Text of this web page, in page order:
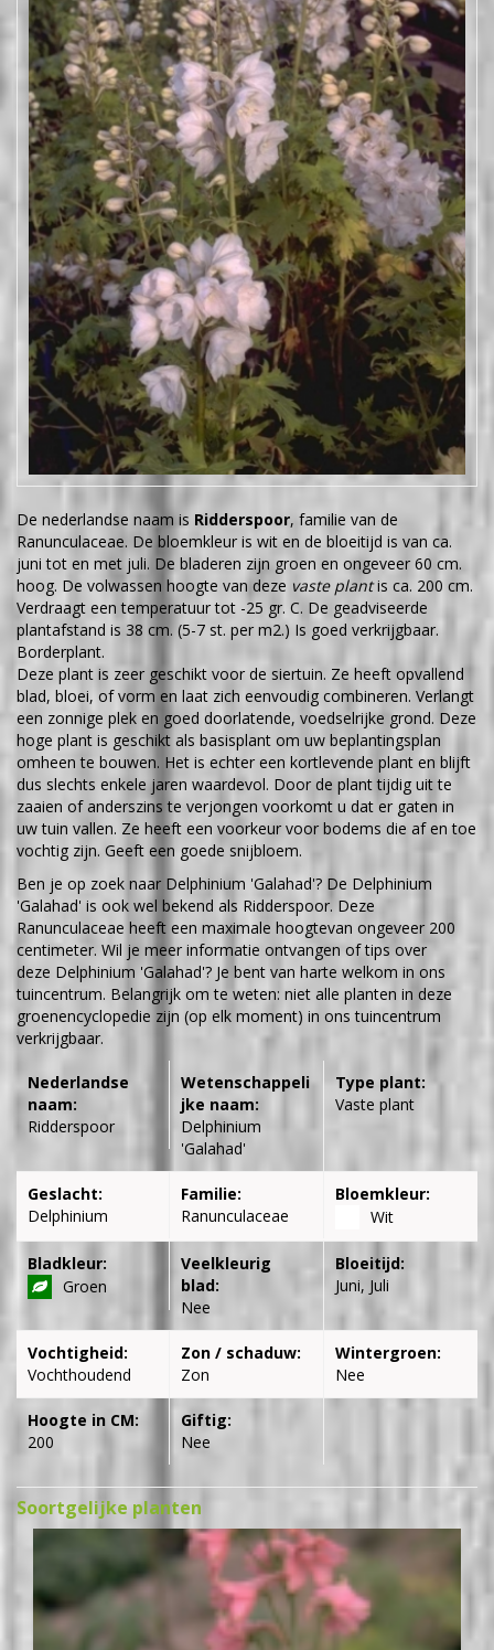
De nederlandse naam is Ridderspoor, familie van de
Ranunculaceae. De bloemkleur is wit en de bloeitijd is van ca.
juni tot en met juli. De bladeren zijn groen en ongeveer 60 cm.
hoog. De volwassen hoogte van deze vaste plantis ca. 200 cm.
Verdraagt een temperatuur tot -25 gr. C. De geadviseerde
plantafstand is 38 cm. (5-7 st. per m2.) Is goed verkrijgbaar.
Borderplant.
Deze plant is zeer geschikt voor de siertuin. Ze heeft opvallend
blad, bloei, of vorm en laat zich eenvoudig combineren. Verlangt
een zonnige plek en goed doorlatende, voedselrijke grond. Deze
hoge plant is geschikt als basisplant om uw beplantingsplan
omheen te bouwen. Het is echter een kortlevende plant en blijft
dus slechts enkele jaren waardevol. Door de plant tijdig uit te
zaaien of anderszins te verjongen voorkomt u dat er gaten in
uw tuin vallen. Ze heeft een voorkeur voor bodems die af en toe
vochtig zijn. Geeft een goede snijbloem.
Ben je op zoek naar Delphinium 'Galahad'? De Delphinium
'Galahad' is ook wel bekend als Ridderspoor. Deze
Ranunculaceae heeft een maximale hoogtevan ongeveer 200
centimeter. Wil je meer informatie ontvangen of tips over
deze Delphinium 'Galahad'? Je bent van harte welkom in ons
tuincentrum. Belangrijk om te weten: niet alle planten in deze
groenencyclopedie zijn (op elk moment) in ons tuincentrum
verkrijgbaar.
Nederlandse
naam:
Ridderspoor
Wetenschappeli
jke naam:
Delphinium
'Galahad'
Type plant:
Vaste plant
Geslacht:
Delphinium
Familie:
Ranunculaceae
Bloemkleur:
Wit
Bladkleur:
Groen
Veelkleurig
blad:
Nee
Bloeitijd:
Juni, Juli
Vochtigheid:
Vochthoudend
Zon / schaduw:
Zon
Wintergroen:
Nee
Hoogte in CM:
200
Giftig:
Nee
Soortgelijke planten